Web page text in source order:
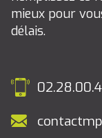
mieux pour
délais.